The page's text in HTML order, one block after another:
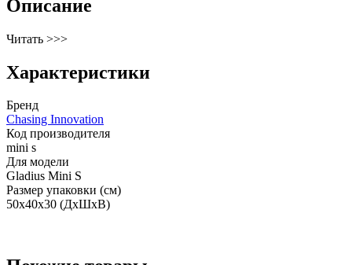
Описание
Читать >>>
Характеристики
Бренд
Chasing Innovation
Код производителя
mini s
Для модели
Gladius Mini S
Размер упаковки (см)
50x40x30 (ДxШxВ)